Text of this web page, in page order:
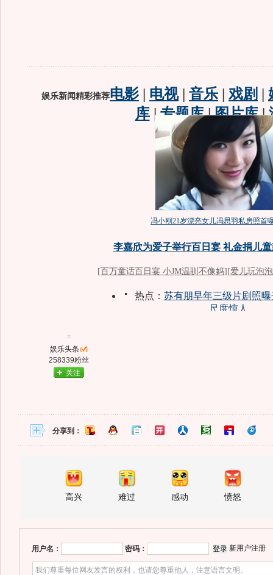
娱乐头条
258339粉丝
关注
分享到：
高兴 难过 感动 愤怒
用户名： 密码： 新用户注册